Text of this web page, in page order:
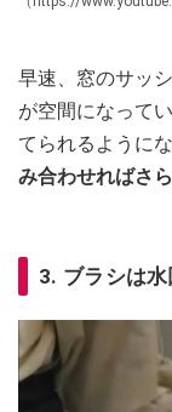
早速、窓のサッ
が空間になって
てられるように
み合わせればさ
3. ブラシは